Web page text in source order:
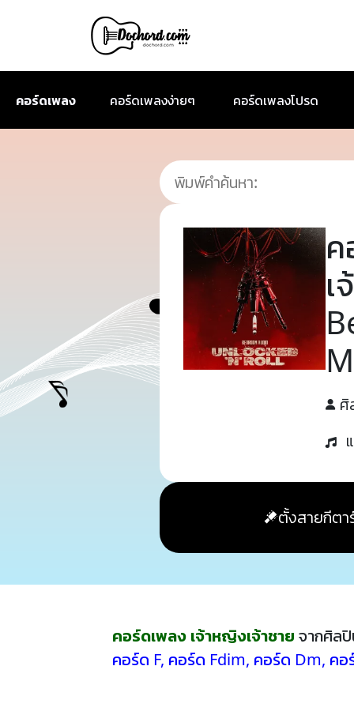
คอร์ดเพลง คอร์ดเพลงง่ายๆ คอร์ดเพลงโปรด
เ
ตั้งสายกีตา
คอร์ดเพลง เจ้าหญิงเจ้าชาย จากศิล
คอร์ด F, คอร์ด Fdim, คอร์ด Dm, คอ